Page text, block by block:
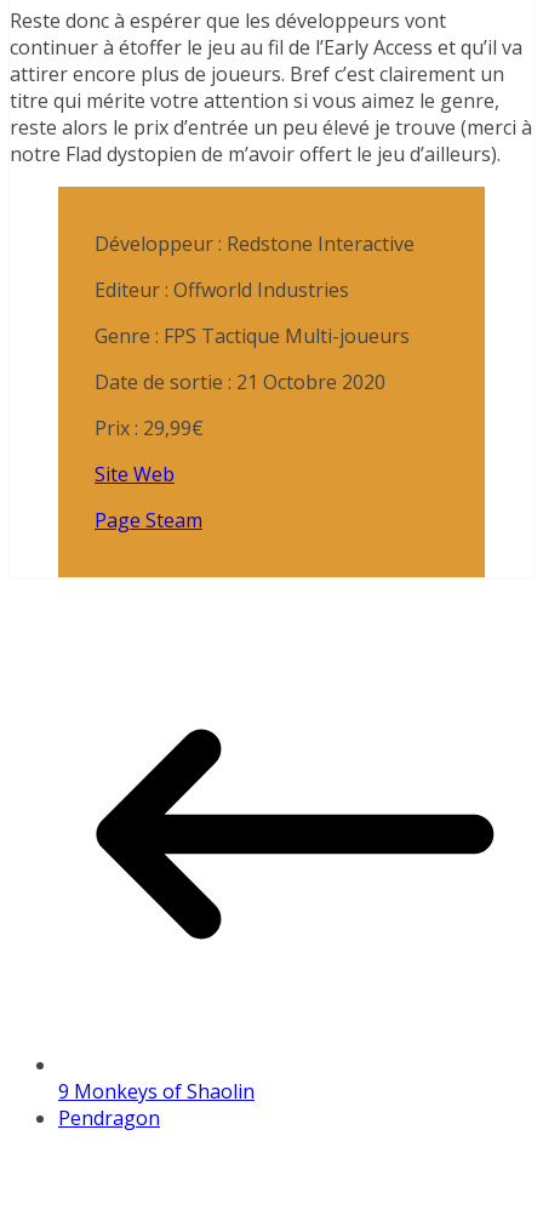
nocturne
Reste donc à espérer que les développeurs vont
continuer à étoffer le jeu au fil de l’Early Access et qu’il va
attirer encore plus de joueurs. Bref c’est clairement un
titre qui mérite votre attention si vous aimez le genre,
reste alors le prix d’entrée un peu élevé je trouve (merci à
notre Flad dystopien de m’avoir offert le jeu d’ailleurs).
Développeur : Redstone Interactive
Editeur : Offworld Industries
Genre : FPS Tactique Multi-joueurs
Date de sortie : 21 Octobre 2020
Prix : 29,99€
Site Web
Page Steam
9 Monkeys of Shaolin
Pendragon